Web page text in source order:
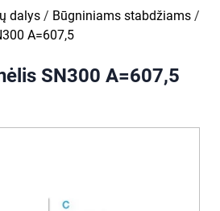
dalys / Būgniniams stabdžiams /
A=607,5
SN300 A=607,5